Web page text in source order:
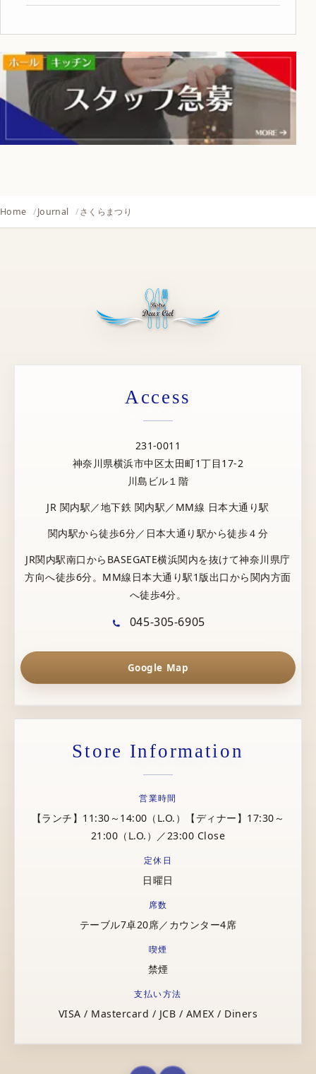
Home Journal さくらまつり
Access
231-0011
神奈川県横浜市中区太田町1丁目17-2
川島ビル１階
JR 関内駅／地下鉄 関内駅／MM線 日本大通り駅
関内駅から徒歩6分／日本大通り駅から徒歩４分
JR関内駅南口からBASEGATE横浜関内を抜けて神奈川県庁
方向へ徒歩6分。MM線日本大通り駅1版出口から関内方面
へ徒歩4分。
045-305-6905
Google Map
Store Information
営業時間
【ランチ】11:30～14:00（L.O.）【ディナー】17:30～
21:00（L.O.）／23:00 Close
定休日
日曜日
席数
テーブル7卓20席／カウンター4席
喫煙
禁煙
支払い方法
VISA / Mastercard / JCB / AMEX / Diners